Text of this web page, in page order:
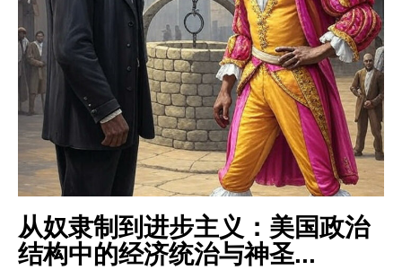
从奴隶制到进步主义：美国政治
结构中的经济统治与神圣...